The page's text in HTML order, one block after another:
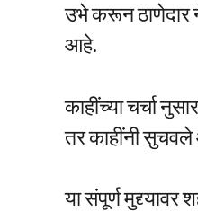
उभे करून ठाणेदार
आहे.
काहींच्या चर्चा
तर काहींनी
या संपूर्ण